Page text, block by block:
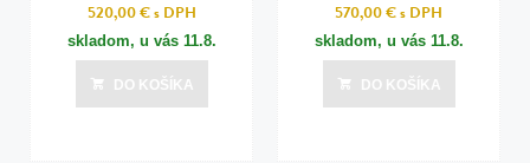
520,00 €s DPH
skladom, u vás 11.8.
DO KOŠÍKA
570,00 €s DPH
skladom, u vás 11.8.
DO KOŠÍKA